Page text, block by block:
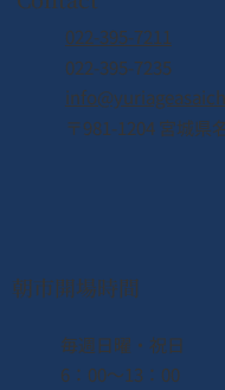
022-395-7211
022-395-7235
〒981-1204 宮城県
朝市開場時間
​毎週日曜・祝日
6：00〜13：00